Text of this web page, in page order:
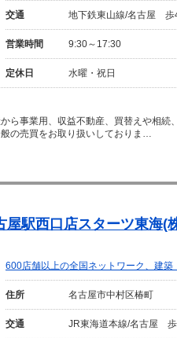
交通 地下鉄東山線/名古屋 歩
営業時間 9:30～17:30
定休日 水曜・祝日
ら事業用、収益不動産、買替えや相続
の売買をお取り扱いしておりま…
屋駅西口店スターツ東海(
600店舗以上の全国ネットワーク、建
住所 名古屋市中村区椿町
交通 JR東海道本線/名古屋